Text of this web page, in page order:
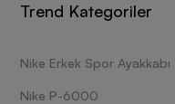
Trend Kategoriler
Nike Erkek Spor Ayakkabı
Nike P-6000